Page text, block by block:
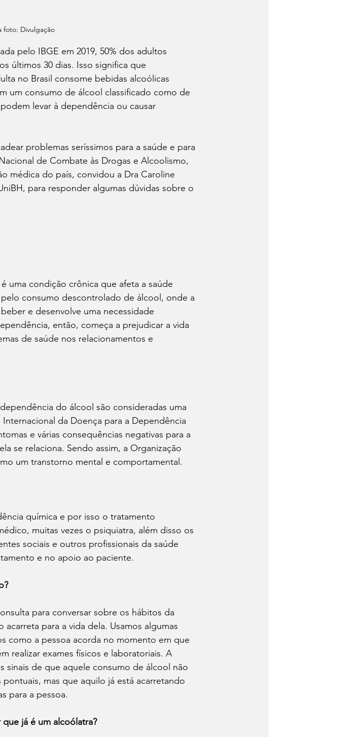
foto: Divulgação
pelo IBGE em 2019, 50% dos adultos
últimos 30 dias. Isso significa que
no Brasil consome bebidas alcoólicas
um consumo de álcool classificado como de
levar à dependência ou causar
problemas seríssimos para a saúde e para
de Combate às Drogas e Alcoolismo,
médica do país, convidou a Dra Caroline
para responder algumas dúvidas sobre o
uma condição crônica que afeta a saúde
consumo descontrolado de álcool, onde a
e desenvolve uma necessidade
então, começa a prejudicar a vida
de saúde nos relacionamentos e
do álcool são consideradas uma
da Doença para a Dependência
e várias consequências negativas para a
se relaciona. Sendo assim, a Organização
um transtorno mental e comportamental.
química e por isso o tratamento
muitas vezes o psiquiatra, além disso os
sociais e outros profissionais da saúde
e no apoio ao paciente.
para conversar sobre os hábitos da
para a vida dela. Usamos algumas
como a pessoa acorda no momento em que
realizar exames físicos e laboratoriais. A
sinais de que aquele consumo de álcool não
mas que aquilo já está acarretando
para a pessoa.
já é um alcoólatra?